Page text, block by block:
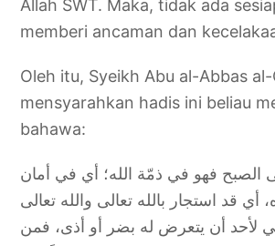
Allah SWT. Maka, tidak ada
memberi ancaman dan
Oleh itu, Syeikh Abu al-Abbas
mensyarahkan hadis ini beliau
bahawa:
فهو في ذمّة الله؛ أي في أمان
أي قد استجار بالله تعالى والله تعالى
لأحد أن يتعرض له بضر أو أذى، فمن